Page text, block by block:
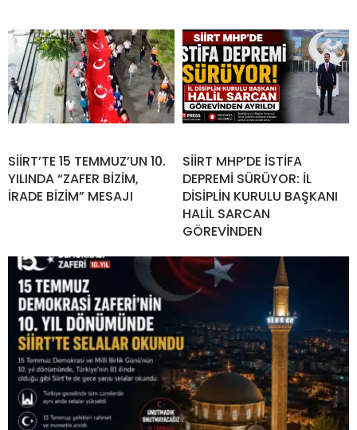
SİİRT’TE 15 TEMMUZ’UN 10.
YILINDA “ZAFER BİZİM,
İRADE BİZİM” MESAJI
SİİRT MHP’DE İSTİFA
DEPREMİ SÜRÜYOR: İL
DİSİPLİN KURULU BAŞKANI
HALİL SARCAN
GÖREVİNDEN